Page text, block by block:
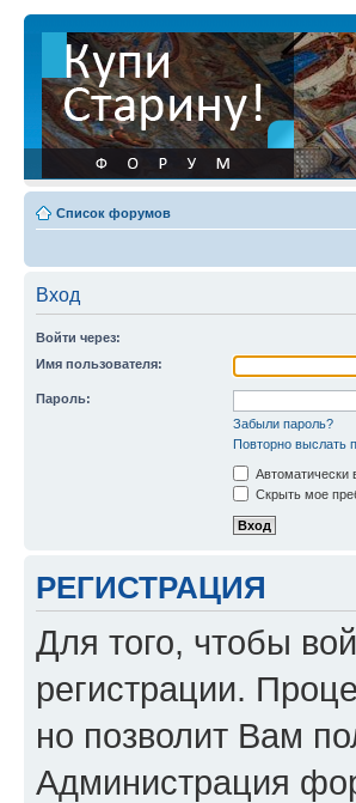
Список форумов
Вход
Войти через:
Имя пользователя:
Пароль:
Забыли пароль?
Повторно выслать
Автоматически
Скрыть мое
РЕГИСТРАЦИЯ
Для того, чтобы
регистрации.
но позволит Вам
Администрация